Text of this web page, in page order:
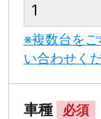
※複数台を
い合わせく
車種 必須